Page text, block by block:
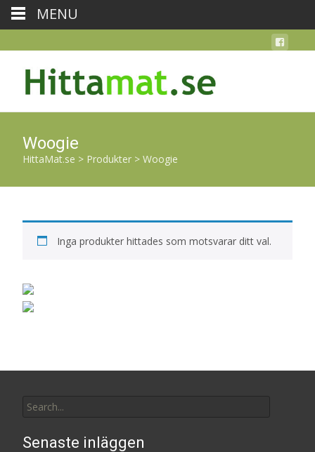
Woogie
HittaMat.se > Produkter > Woogie
Inga produkter hittades som motsvarar ditt val.
for:
Senaste inläggen
MENU